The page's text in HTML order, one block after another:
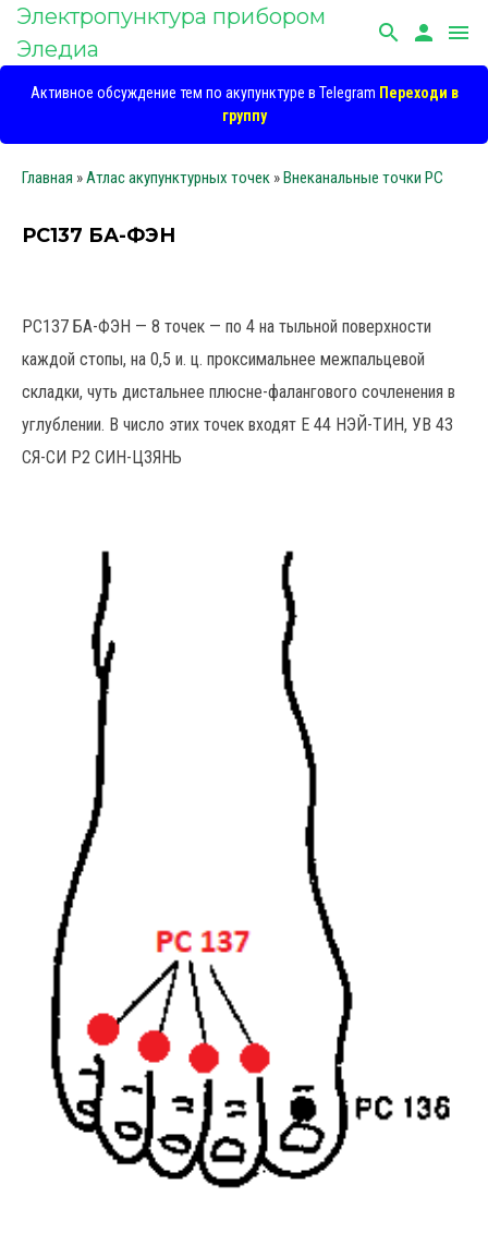
Электропунктура прибором
Эледиа
search person menu
Активное обсуждение тем по акупунктуре в Telegram Переходи в
группу
Главная »Атлас акупунктурных точек »Внеканальные точки PC
РС137 БА-ФЭН
РС137 БА-ФЭН — 8 точек — по 4 на тыльной поверхности
каждой стопы, на 0,5 и. ц. проксимальнее межпальцевой
складки, чуть дистальнее плюсне-фалангового сочленения в
углублении. В число этих точек входят Е 44 НЭЙ-ТИН, УВ 43
СЯ-СИ Р2 СИН-ЦЗЯНЬ